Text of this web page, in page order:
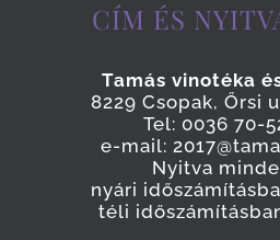
CÍM ÉS
Tamás vinotéka
8229 Csopak, Őrsi
Tel: 0036 70-
e-mail:
Nyitva
nyári
téli